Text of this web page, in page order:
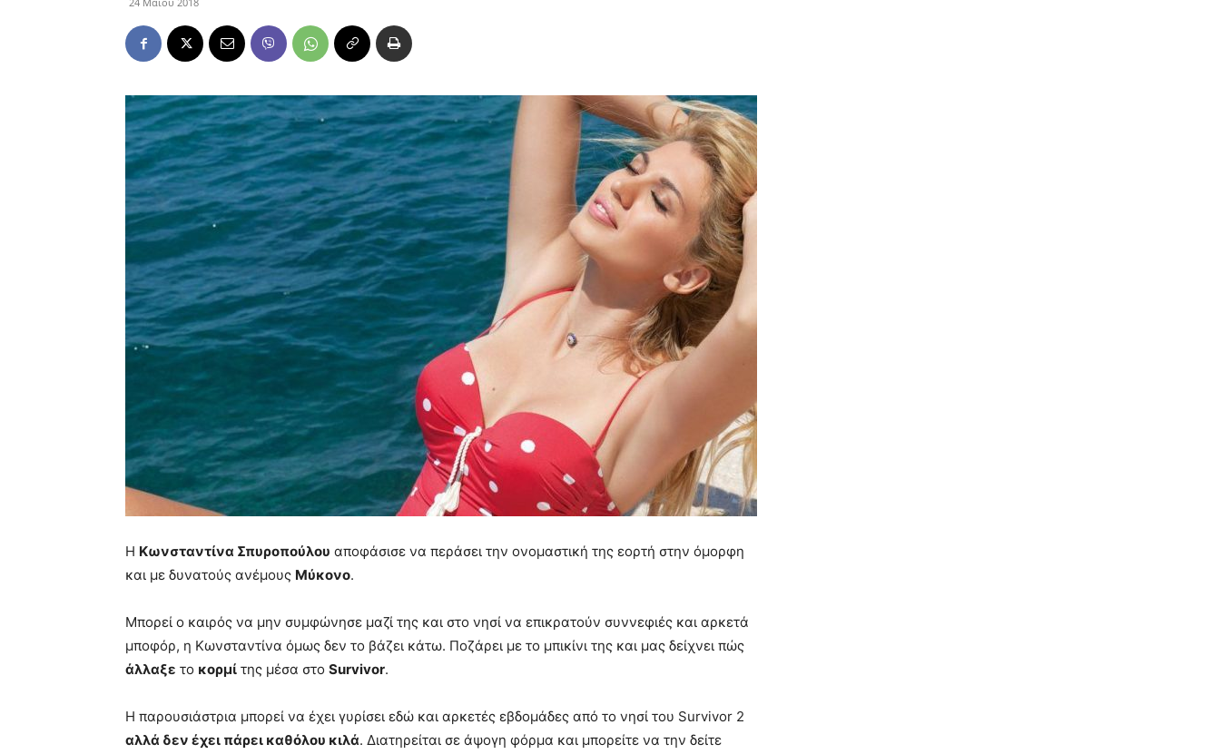
Η Κωνσταντίνα Σπυροπούλου αποφάσισε να περάσει την ονομαστική της εορτή στην όμορφη
και με δυνατούς ανέμους Μύκονο.
Μπορεί ο καιρός να μην συμφώνησε μαζί της και στο νησί να επικρατούν συννεφιές και αρκετά
μποφόρ, η Κωνσταντίνα όμως δεν το βάζει κάτω. Ποζάρει με το μπικίνι της και μας δείχνει πώς
άλλαξε το κορμί της μέσα στο Survivor.
Η παρουσιάστρια μπορεί να έχει γυρίσει εδώ και αρκετές εβδομάδες από το νησί του Survivor 2
αλλά δεν έχει πάρει καθόλου κιλά. Διατηρείται σε άψογη φόρμα και μπορείτε να την δείτε